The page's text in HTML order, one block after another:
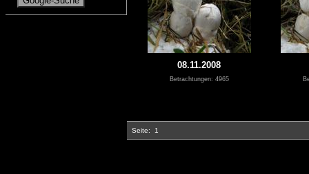
08.11.2008
Betrachtungen: 4965
Seite: 1